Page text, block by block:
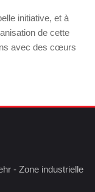
initiative, et à
de cette
avec des cœurs
- Zone industrielle